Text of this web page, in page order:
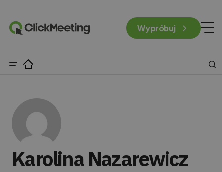
Wypróbuj
Karolina Nazarewicz